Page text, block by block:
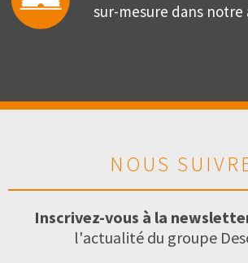
sur-mesure dans notre
NOUS
Inscrivez-vous à la
l'actualité du groupe